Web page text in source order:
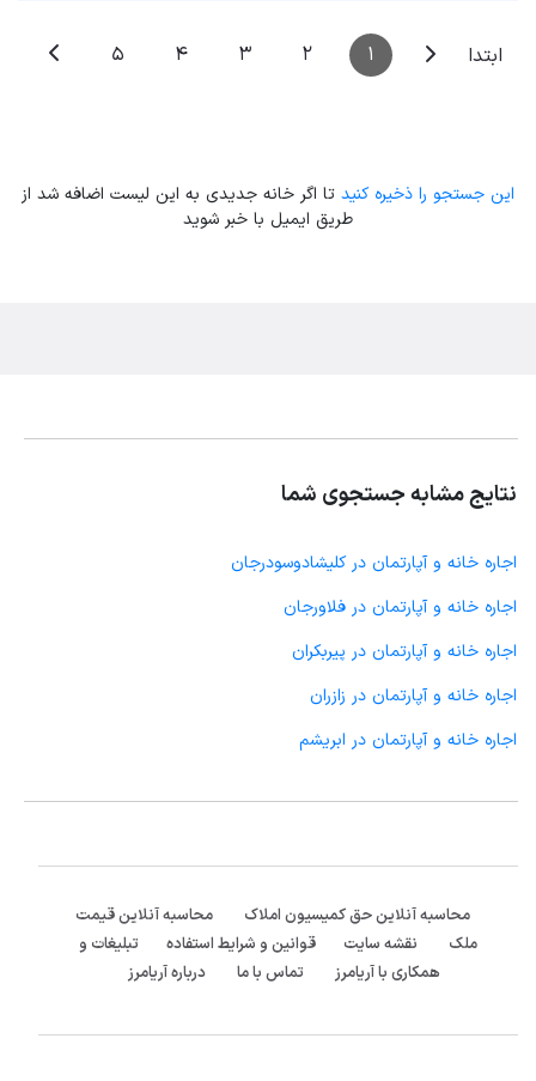
ابتدا 1
2
3
4
5
این جستجو را ذخیره کنید تا اگر خانه جدیدی به این لیست اضافه شد از
طریق ایمیل با خبر شوید
نتایج مشابه جستجوی شما
اجاره خانه و آپارتمان در کلیشادوسودرجان
اجاره خانه و آپارتمان در فلاورجان
اجاره خانه و آپارتمان در پیربکران
اجاره خانه و آپارتمان در زازران
اجاره خانه و آپارتمان در ابریشم
محاسبه آنلاین حق کمیسیون املاک
محاسبه آنلاین قیمت
ملک
نقشه سایت قوانین و شرایط استفاده
تبلیغات و
همکاری با آریامرز
تماس با ما درباره آریامرز